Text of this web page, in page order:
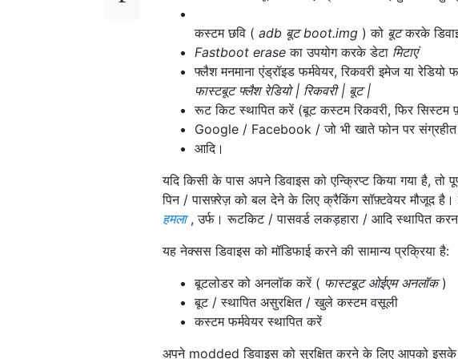
कस्टम छवि ( adb बूट boot.img ) को बूटकरके
Fastboot erase का उपयोग करके डेटा मिटाएं
फ्लैश मनमाना एंड्रॉइड फर्मवेयर, रिकवरी इमेज या रेडियो
फास्टबूट फ्लैश रेडियो | रिकवरी | बूट |
रूट किट स्थापित करें (बूट कस्टम रिकवरी, फिर सिस्टम
Google / Facebook / जो भी खाते फोन पर संग्रहीत
आदि।
यदि किसी के पास अपने डिवाइस को एन्क्रिप्ट किया गया है, तो
पिन / पासफ़्रेज़ को बल देने के लिए क्रैकिंग सॉफ़्टवेयर मौजूद है।
हमला, उर्फ। रूटकिट / पासवर्ड लकड़हारा / आदि स्थापित
यह नेक्सस डिवाइस को मॉडिफाई करने की सामान्य प्रक्रिया है:
बूटलोडर को अनलॉक करें ( फास्टबूट ओईएम अनलॉक)
बूट / स्थापित असुरक्षित / खुले कस्टम वसूली
कस्टम फर्मवेयर स्थापित करें
अपने modded डिवाइस को सुरक्षित करने के लिए आपको इसके